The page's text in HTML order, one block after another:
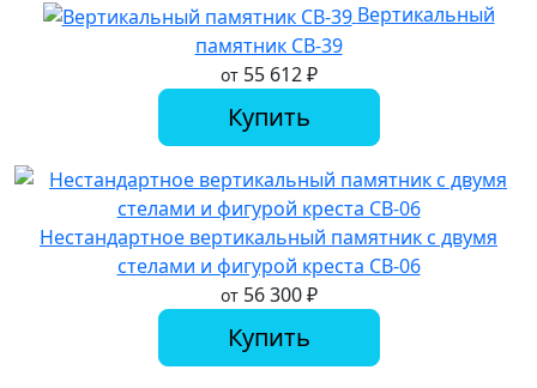
Вертикальный
памятник СВ-39
от 55 612₽
Купить
Нестандартное вертикальный памятник с двумя
стелами и фигурой креста СВ-06
от 56 300₽
Купить